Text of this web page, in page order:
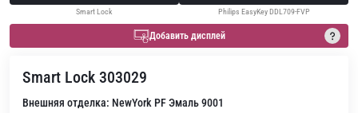
Smart Lock Philips EasyKey DDL709-FVP
Добавить дисплей
Smart Lock 303029
Внешняя отделка: NewYork PF Эмаль 9001